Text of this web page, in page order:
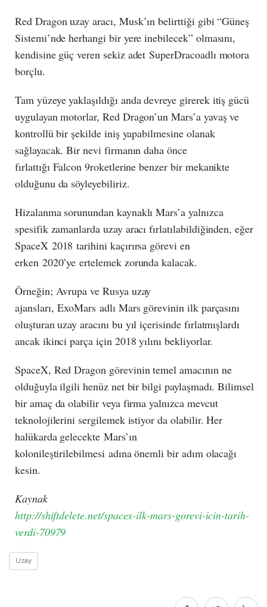
Red Dragon uzay aracı, Musk’ın belirttiği gibi “Güneş
Sistemi’nde herhangi bir yere inebilecek” olmasını,
kendisine güç veren sekiz adet SuperDracoadlı motora
borçlu.
Tam yüzeye yaklaşıldığı anda devreye girerek itiş gücü
uygulayan motorlar, Red Dragon’un Mars’a yavaş ve
kontrollü bir şekilde iniş yapabilmesine olanak
sağlayacak. Bir nevi firmanın daha önce
fırlattığı Falcon 9roketlerine benzer bir mekanikte
olduğunu da söyleyebiliriz.
Hizalanma sorunundan kaynaklı Mars’a yalnızca
spesifik zamanlarda uzay aracı fırlatılabildiğinden, eğer
SpaceX 2018 tarihini kaçırırsa görevi en
erken 2020’ye ertelemek zorunda kalacak.
Örneğin; Avrupa ve Rusya uzay
ajansları, ExoMars adlı Mars görevinin ilk parçasını
oluşturan uzay aracını bu yıl içerisinde fırlatmışlardı
ancak ikinci parça için 2018 yılını bekliyorlar.
SpaceX, Red Dragon görevinin temel amacının ne
olduğuyla ilgili henüz net bir bilgi paylaşmadı. Bilimsel
bir amaç da olabilir veya firma yalnızca mevcut
teknolojilerini sergilemek istiyor da olabilir. Her
halükarda gelecekte Mars’ın
kolonileştirilebilmesi adına önemli bir adım olacağı
kesin.
Kaynak
http://shiftdelete.net/spacex-ilk-mars-gorevi-icin-tarih-
verdi-70979
Uzay